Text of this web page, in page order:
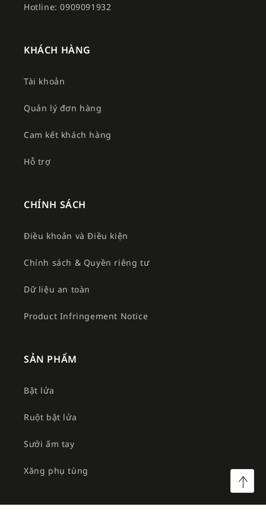
Hotline: 0909091932
KHÁCH HÀNG
Tài khoản
Quản lý đơn hàng
Cam kết khách hàng
Hỗ trợ
CHÍNH SÁCH
Điều khoản và Điều kiện
Chính sách & Quyền riêng tư
Dữ liệu an toàn
Product Infringement Notice
SẢN PHẨM
Bật lửa
Ruột bật lửa
Sưởi ấm tay
Xăng phụ tùng